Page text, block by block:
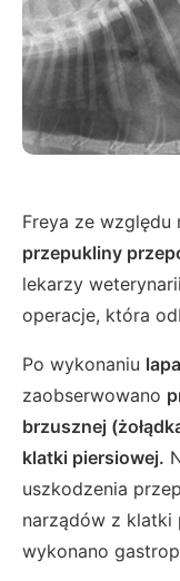
Freya ze względu
przepukliny
lekarzy
operacje, która
Po wykonaniu
zaobserwowano
brzusznej
klatki piersiowej.
uszkodzenia
narządów z klatki
wykonano